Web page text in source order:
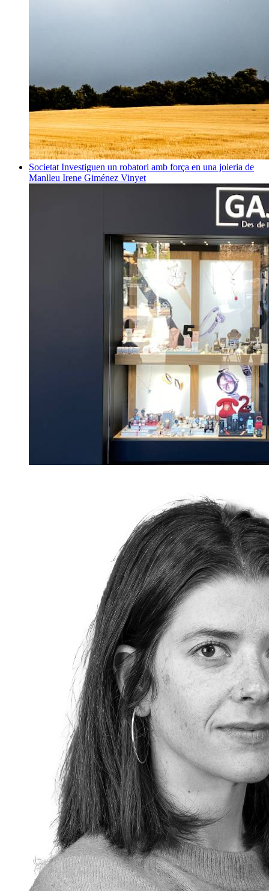
Societat Investiguen un robatori amb força en una joieria de
Manlleu Irene Giménez Vinyet